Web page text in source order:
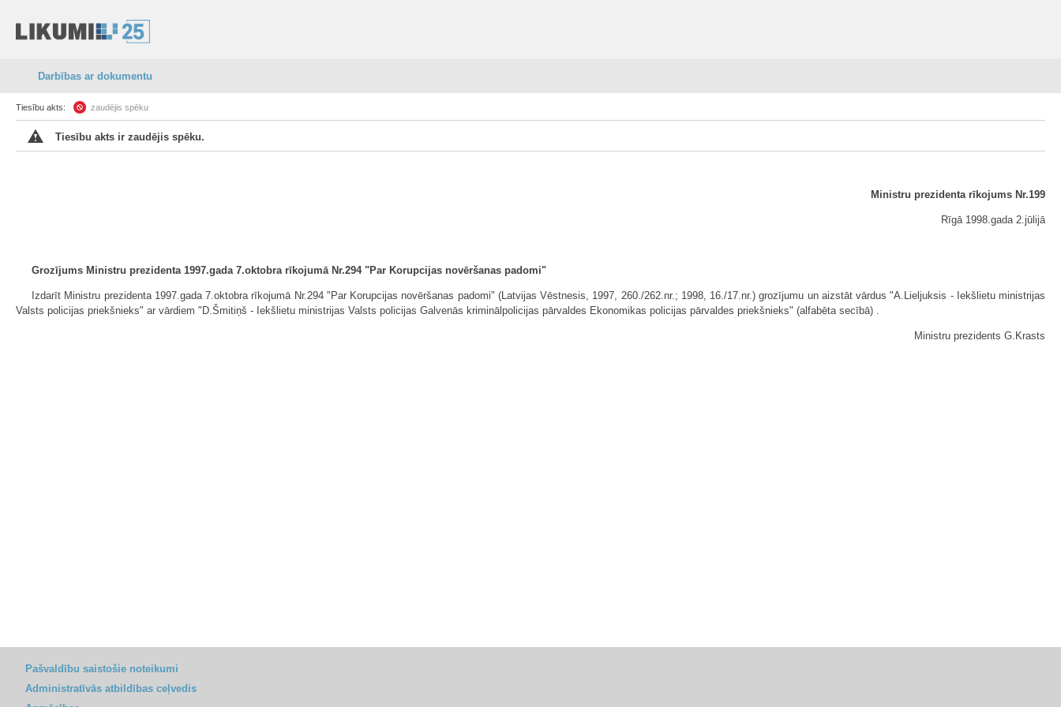
Darbības ar dokumentu
Tiesību akts: zaudējis spēku
Tiesību akts ir zaudējis spēku.
Ministru prezidenta rīkojums Nr.199
Rīgā 1998.gada 2.jūlijā
Grozījums Ministru prezidenta 1997.gada 7.oktobra rīkojumā Nr.294 "Par Korupcijas novēršanas padomi"
Izdarīt Ministru prezidenta 1997.gada 7.oktobra rīkojumā Nr.294 "Par Korupcijas novēršanas padomi" (Latvijas Vēstnesis, 1997, 260./262.nr.; 1998, 16./17.nr.) grozījumu un aizstāt vārdus "A.Lieljuksis - Iekšlietu ministrijas
Valsts policijas priekšnieks" ar vārdiem "D.Šmitiņš - Iekšlietu ministrijas Valsts policijas Galvenās kriminālpolicijas pārvaldes Ekonomikas policijas pārvaldes priekšnieks" (alfabēta secībā) .
Ministru prezidents G.Krasts
Pašvaldību saistošie noteikumi
Administratīvās atbildības ceļvedis